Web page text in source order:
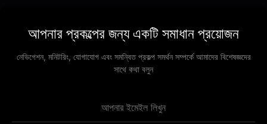
আপনার প্রকল্পের জন্য একটি সমাধান প্রয়োজন
নেভিগেশন, মনিটরিং, যোগাযোগ এবং সমন্বিত প্রকল্প সমর্থন সম্পর্কে আমাদের বিশেষজ্ঞদের
সাথে কথা বলুন